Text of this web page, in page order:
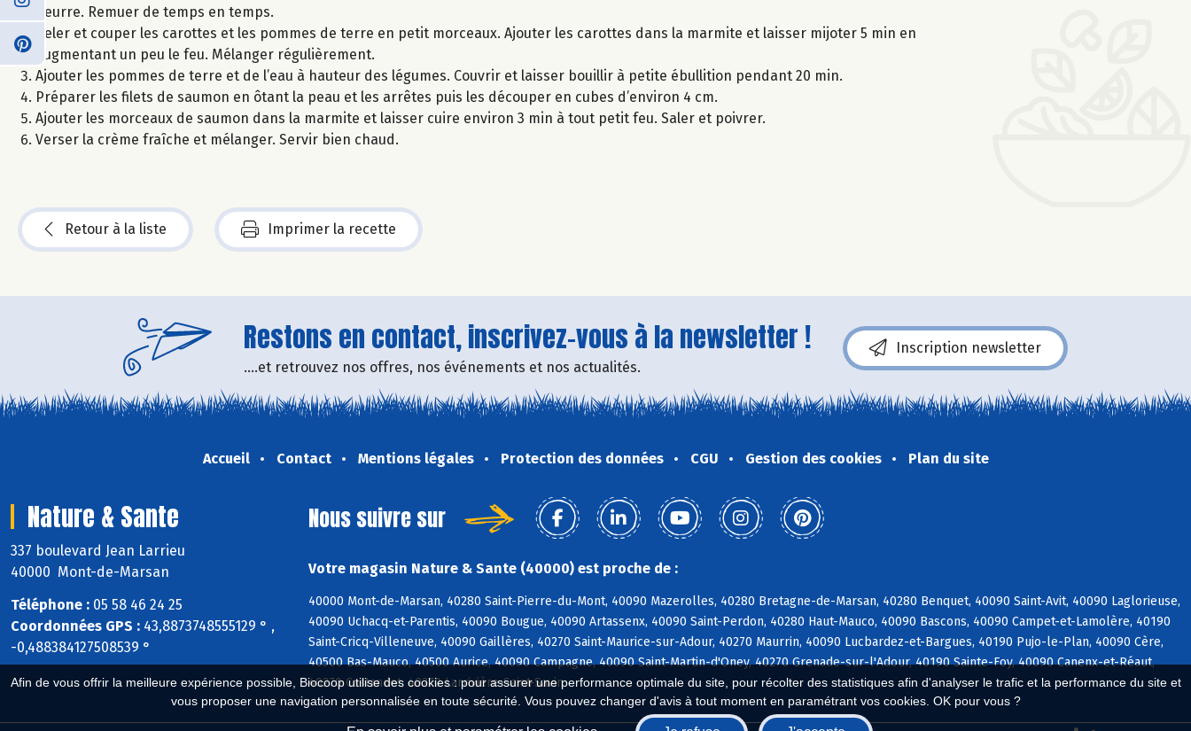
Afin de vous offrir la meilleure expérience possible, Biocoop utilise des cookies : pour assurer une performance optimale du site, pour récolter des statistiques afin d'analyser le trafic et la performance du site et
vous proposer une navigation personnalisée en toute sécurité. Vous pouvez changer d'avis à tout moment en paramétrant vos cookies. OK pour vous ?
beurre. Remuer de temps en temps.
Peler et couper les carottes et les pommes de terre en petit morceaux. Ajouter les carottes dans la marmite et laisser mijoter 5 min en
augmentant un peu le feu. Mélanger régulièrement.
Ajouter les pommes de terre et de l’eau à hauteur des légumes. Couvrir et laisser bouillir à petite ébullition pendant 20 min.
Préparer les filets de saumon en ôtant la peau et les arrêtes puis les découper en cubes d’environ 4 cm.
Ajouter les morceaux de saumon dans la marmite et laisser cuire environ 3 min à tout petit feu. Saler et poivrer.
Verser la crème fraîche et mélanger. Servir bien chaud.
Retour à la liste Imprimer la recette
Restons en contact, inscrivez-vous à la newsletter !
....et retrouvez nos offres, nos événements et nos actualités.
Inscription newsletter
Accueil Contact Mentions légales Protection des données CGU Gestion des cookies Plan du site
Nature & Sante
337 boulevard Jean Larrieu
40000 Mont-de-Marsan
Téléphone : 05 58 46 24 25
Coordonnées GPS : 43,8873748555129 ° ,
-0,488384127508539 °
Nous suivre sur
Votre magasin Nature & Sante (40000) est proche de :
40000 Mont-de-Marsan, 40280 Saint-Pierre-du-Mont, 40090 Mazerolles, 40280 Bretagne-de-Marsan, 40280 Benquet, 40090 Saint-Avit, 40090 Laglorieuse,
40090 Uchacq-et-Parentis, 40090 Bougue, 40090 Artassenx, 40090 Saint-Perdon, 40280 Haut-Mauco, 40090 Bascons, 40090 Campet-et-Lamolère, 40190
Saint-Cricq-Villeneuve, 40090 Gaillères, 40270 Saint-Maurice-sur-Adour, 40270 Maurrin, 40090 Lucbardez-et-Bargues, 40190 Pujo-le-Plan, 40090 Cère,
40500 Bas-Mauco, 40500 Aurice, 40090 Campagne, 40090 Saint-Martin-d'Oney, 40270 Grenade-sur-l'Adour, 40190 Sainte-Foy, 40090 Canenx-et-Réaut,
40270 Castandet, 40270 Larrivière-Saint-Savin